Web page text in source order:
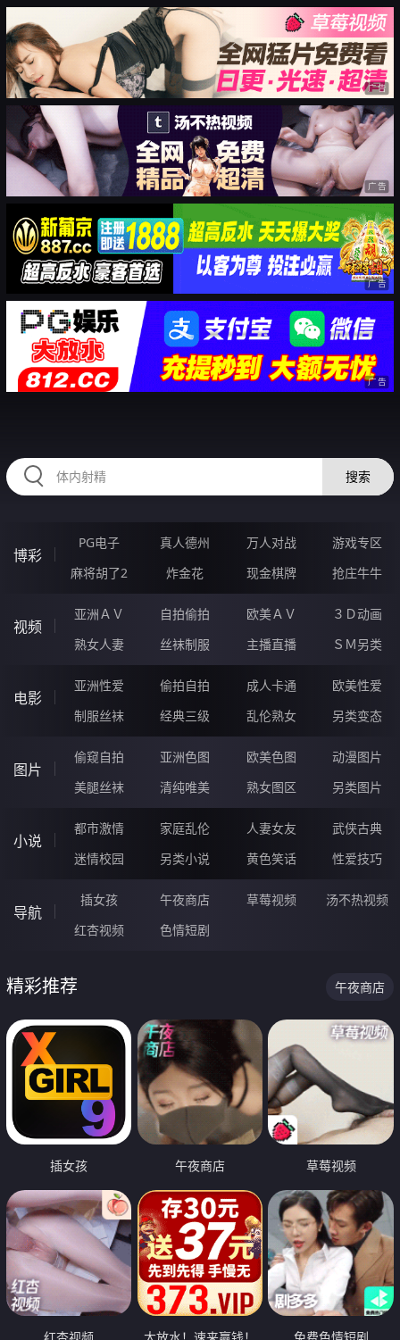
广告
广告
广告
广告
搜索
博彩
PG电子 真人德州 万人对战
游戏专区
麻将胡了2
炸金花 现金棋牌 抢庄牛牛
视频
亚洲ＡＶ 自拍偷拍 欧美ＡＶ
３Ｄ动画
熟女人妻
丝袜制服 主播直播 ＳＭ另类
电影
亚洲性爱 偷拍自拍 成人卡通
欧美性爱
制服丝袜
经典三级 乱伦熟女 另类变态
图片
偷窥自拍 亚洲色图 欧美色图
动漫图片
美腿丝袜
清纯唯美 熟女图区 另类图片
小说
都市激情 家庭乱伦 人妻女友
武侠古典
迷情校园
另类小说 黄色笑话 性爱技巧
导航
插女孩 午夜商店 草莓视频
汤不热视频
红杏视频
色情短剧
精彩推荐 午夜商店
插女孩 午夜商店 草莓视频
红杏视频 大放水！速来赢钱！ 免费色情短剧